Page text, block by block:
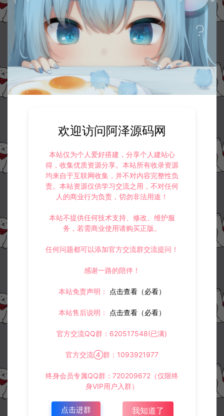
欢迎访问阿泽源码网
本站仅为个人爱好搭建，分享个人建站心
得，收集优质资源分享。本站所有收录资源
均来自于互联网收集，并不对内容完整性负
责。本站资源仅供学习交流之用，不对任何
人的商业行为负责，切勿非法用途！
本站不提供任何技术支持、修改、维护服
务，若需商业使用请购买正版。
任何问题都可以添加官方交流群交流提问！
感谢一路的陪伴！
本站免责声明： 点击查看（必看）
本站售后说明： 点击查看（必看）
官方交流QQ群：620517548(已满)
官方交流④群：1093921977
终身会员专属QQ群：720209672（仅限终
身VIP用户入群）
点击进群 我知道了